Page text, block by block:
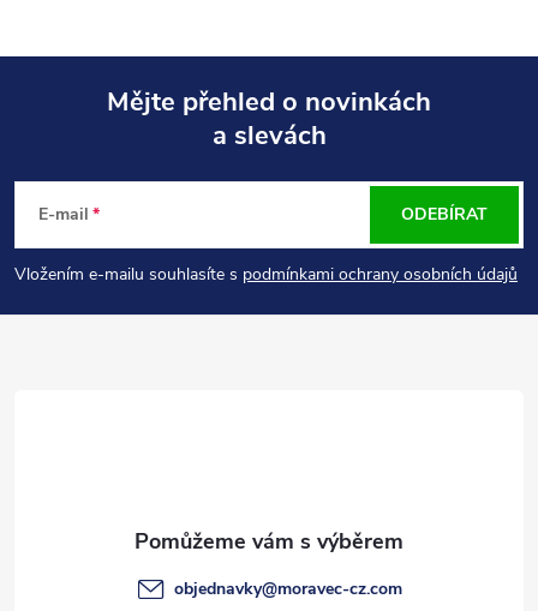
p
Mějte přehled o novinkách
a slevách
E-mail
Vložením e-mailu souhlasíte s podmínkami ochrany osobních údajů
ODEBÍRAT
objednavky@moravec-cz.com